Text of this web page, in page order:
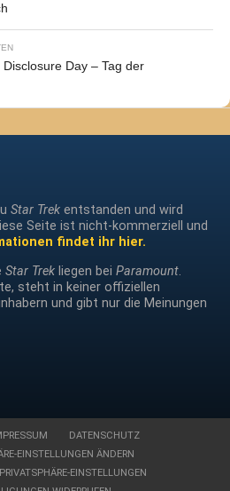
Disclosure Day – Tag der
Star Trekentstanden und wird
Seite ist nicht-kommerziell und
findet ihr hier.
Star Trekliegen bei Paramount.
steht in keiner offiziellen
und gibt nur die Meinungen
DATENSCHUTZ
EINSTELLUNGEN ÄNDERN
EINSTELLUNGEN